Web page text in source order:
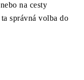
na cesty
správná volba do